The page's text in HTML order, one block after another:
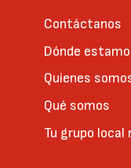
Contáctanos
Dónde
Quienes
Qué somos
Tu grupo local